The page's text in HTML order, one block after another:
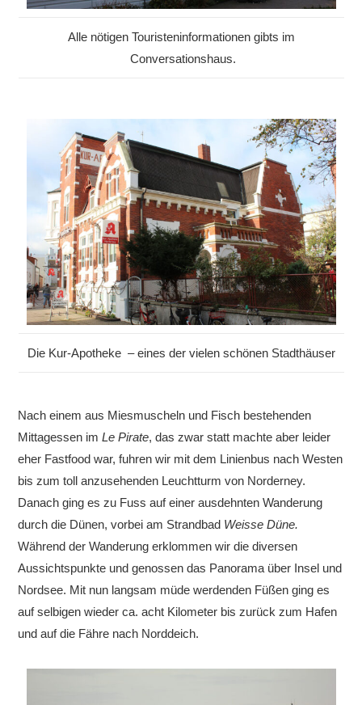
Alle nötigen Touristeninformationen gibts im
Conversationshaus.
Die Kur-Apotheke – eines der vielen schönen Stadthäuser
Nach einem aus Miesmuscheln und Fisch bestehenden
Mittagessen imLe Pirate, das zwar statt machte aber leider
eher Fastfood war, fuhren wir mit dem Linienbus nach Westen
bis zum toll anzusehenden Leuchtturm von Norderney.
Danach ging es zu Fuss auf einer ausdehnten Wanderung
durch die Dünen, vorbei am Strandbad Weisse Düne.
Während der Wanderung erklommen wir die diversen
Aussichtspunkte und genossen das Panorama über Insel und
Nordsee. Mit nun langsam müde werdenden Füßen ging es
auf selbigen wieder ca. acht Kilometer bis zurück zum Hafen
und auf die Fähre nach Norddeich.